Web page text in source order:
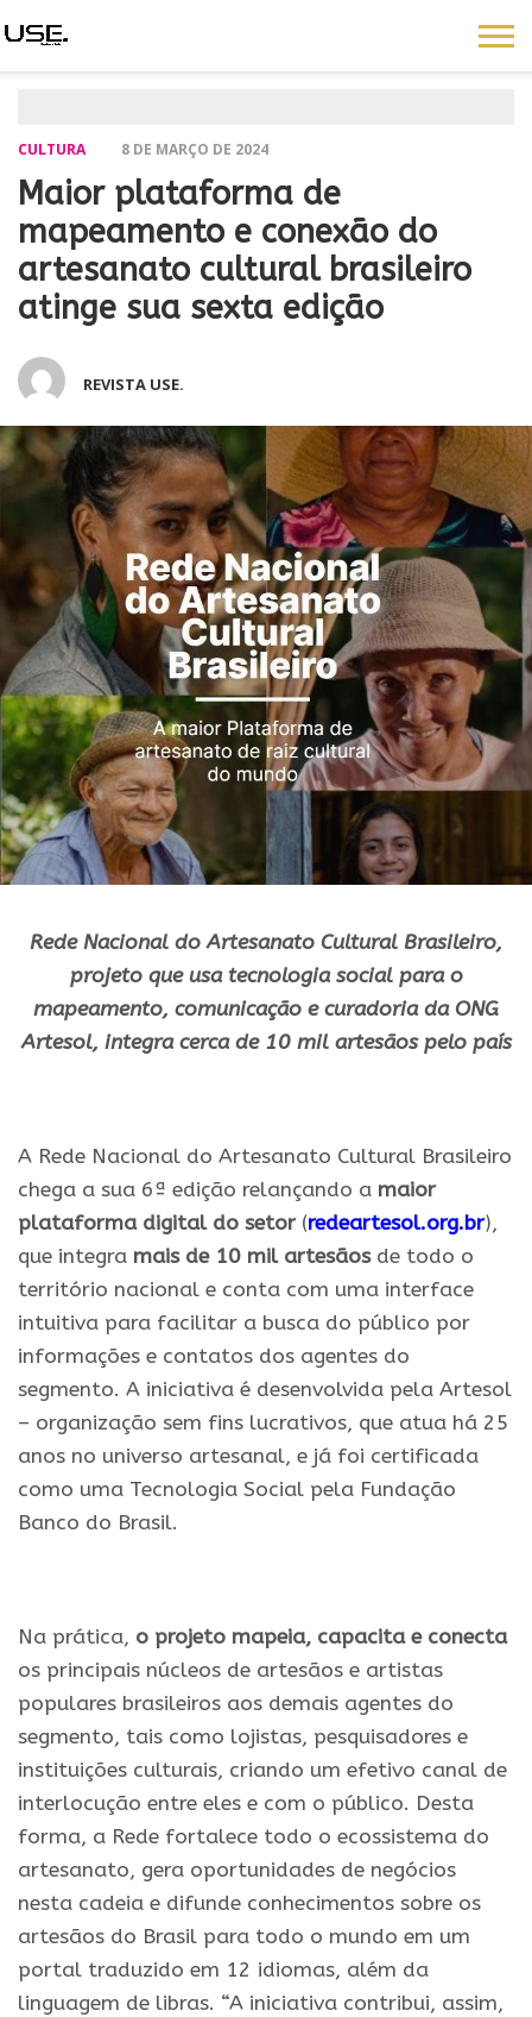
CULTURA 8 DE MARÇO DE 2024
Maior plataforma de
mapeamento e conexão do
artesanato cultural brasileiro
atinge sua sexta edição
REVISTA USE.
Rede Nacional do Artesanato Cultural Brasileiro,
projeto que usa tecnologia social para o
mapeamento, comunicação e curadoria da ONG
Artesol, integra cerca de 10 mil artesãos pelo país
A Rede Nacional do Artesanato Cultural Brasileiro
chega a sua 6ª edição relançando a maior
plataforma digital do setor(redeartesol.org.br),
que integra mais de 10 mil artesãosde todo o
território nacional e conta com uma interface
intuitiva para facilitar a busca do público por
informações e contatos dos agentes do
segmento. A iniciativa é desenvolvida pela Artesol
– organização sem fins lucrativos, que atua há 25
anos no universo artesanal, e já foi certificada
como uma Tecnologia Social pela Fundação
Banco do Brasil.
Na prática, o projeto mapeia, capacita e conecta
os principais núcleos de artesãos e artistas
populares brasileiros aos demais agentes do
segmento, tais como lojistas, pesquisadores e
instituições culturais, criando um efetivo canal de
interlocução entre eles e com o público. Desta
forma, a Rede fortalece todo o ecossistema do
artesanato, gera oportunidades de negócios
nesta cadeia e difunde conhecimentos sobre os
artesãos do Brasil para todo o mundo em um
portal traduzido em 12 idiomas, além da
linguagem de libras. “A iniciativa contribui, assim,